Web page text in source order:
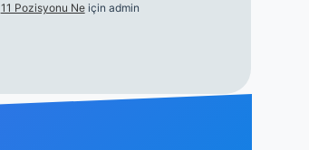
11 Pozisyonu Neiçin admin